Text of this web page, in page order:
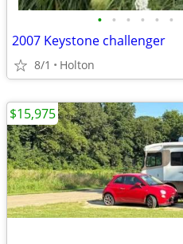
• • • • • •
2007 Keystone challenger
8/1 Holton
$15,975